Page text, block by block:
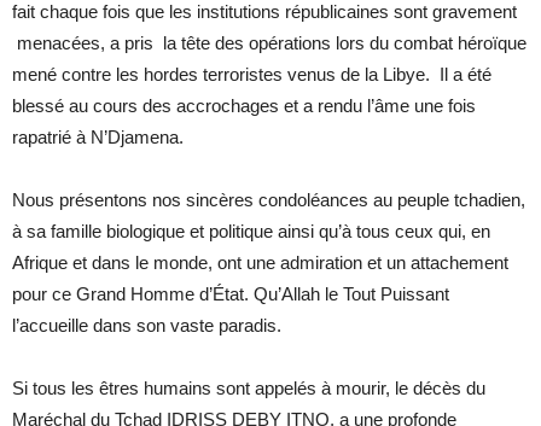
fait chaque fois que les institutions républicaines sont gravement
menacées, a pris la tête des opérations lors du combat héroïque
mené contre les hordes terroristes venus de la Libye. Il a été
blessé au cours des accrochages et a rendu l’âme une fois
rapatrié à N’Djamena.
Nous présentons nos sincères condoléances au peuple tchadien,
à sa famille biologique et politique ainsi qu’à tous ceux qui, en
Afrique et dans le monde, ont une admiration et un attachement
pour ce Grand Homme d’État. Qu’Allah le Tout Puissant
l’accueille dans son vaste paradis.
Si tous les êtres humains sont appelés à mourir, le décès du
Maréchal du Tchad IDRISS DEBY ITNO, a une profonde